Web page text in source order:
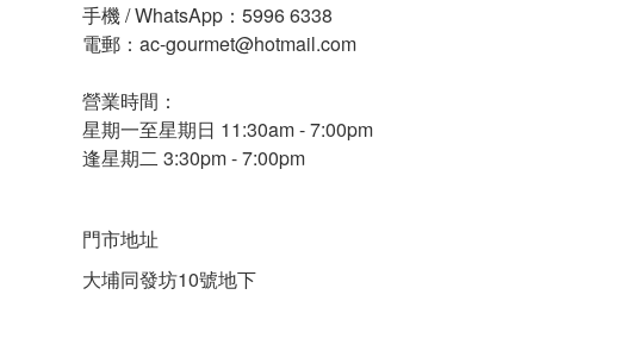
手機 / WhatsApp：5996 6338
電郵：ac-gourmet@hotmail.com
營業時間：
星期一至星期日 11:30am - 7:00pm
逢星期二 3:30pm - 7:00pm
門市地址
大埔同發坊10號地下